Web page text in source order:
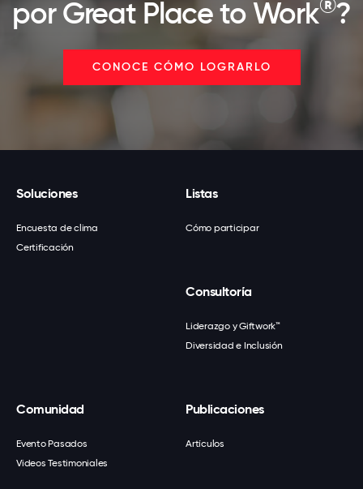
por Great Place to Work®?
CONOCE CÓMO LOGRARLO
Soluciones
Encuesta de clima
Certificación
Listas
Cómo participar
Consultoría
Liderazgo y Giftwork™
Diversidad e Inclusión
Comunidad
Evento Pasados
Videos Testimoniales
Publicaciones
Artículos